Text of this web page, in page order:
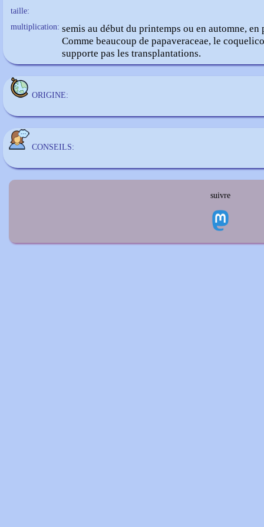
taille:
multiplication: semis au début du printemps ou en automne, en
Comme beaucoup de papaveraceae, le
supporte pas les transplantations.
ORIGINE:
CONSEILS:
suivre